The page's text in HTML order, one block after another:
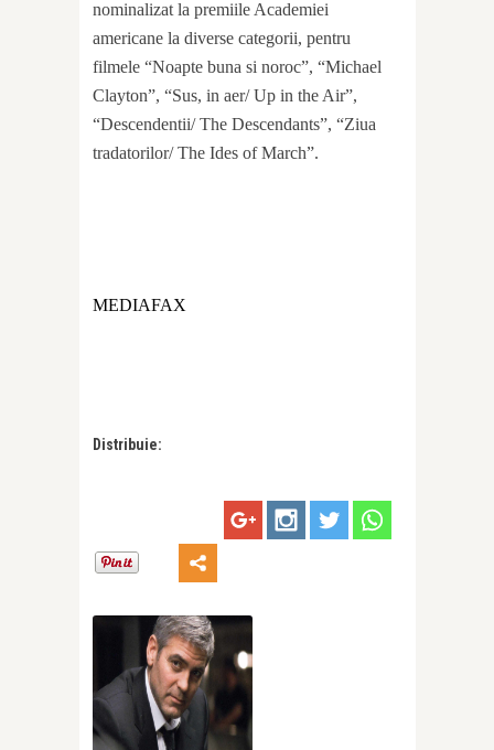
nominalizat la premiile Academiei
americane la diverse categorii, pentru
filmele “Noapte buna si noroc”, “Michael
Clayton”, “Sus, in aer/ Up in the Air”,
“Descendentii/ The Descendants”, “Ziua
tradatorilor/ The Ides of March”.
MEDIAFAX
Distribuie: